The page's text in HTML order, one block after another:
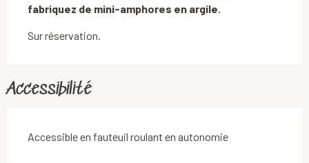
fabriquez de mini-amphores en argile.
Sur réservation.
Accessibilité
Accessible en fauteuil roulant en autonomie